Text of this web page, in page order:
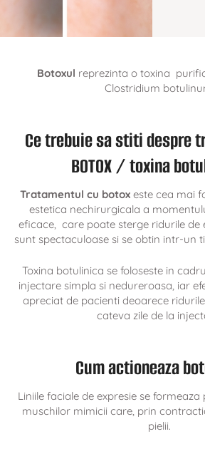
Botoxul reprezinta o toxina
Clostridium
Ce trebuie sa stiti despre
BOTOX / toxina
Tratamentul cu botox este cea mai
estetica nechirurgicala a
eficace, care poate sterge ridurile de
sunt spectaculoase si se obtin intr-un
Toxina botulinica se foloseste in
injectare simpla si nedureroasa, iar
apreciat de pacienti deoarece
cateva zile de la
Cum actioneaza
Liniile faciale de expresie se
muschilor mimicii care, prin
pielii.